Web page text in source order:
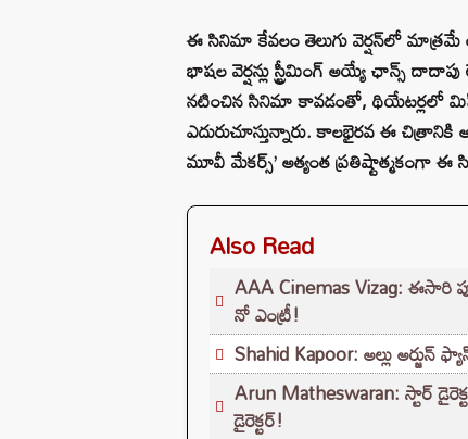
ఈ సినిమా కేవలం తెలుగు వెర్షన్‌లో
భాషల వెర్షన్లు స్ట్రీమింగ్ అయ్యే ఛాన్స్
నటించిన సినిమా కావడంతో, థియేటర్లలో
ఎదురుచూస్తున్నారు. కాలభైరవ ఈ
మూవీ మేకర్స్’ అత్యంత ప్రతిష్టాత్మకంగా ఈ
Also Read
AAA Cinemas Vizag: ఈసారి
నో ఎంట్రీ!
Shahid Kapoor: అల్లు అర్జున్
Arun Matheswaran: స్టార్
డైరెక్టర్!